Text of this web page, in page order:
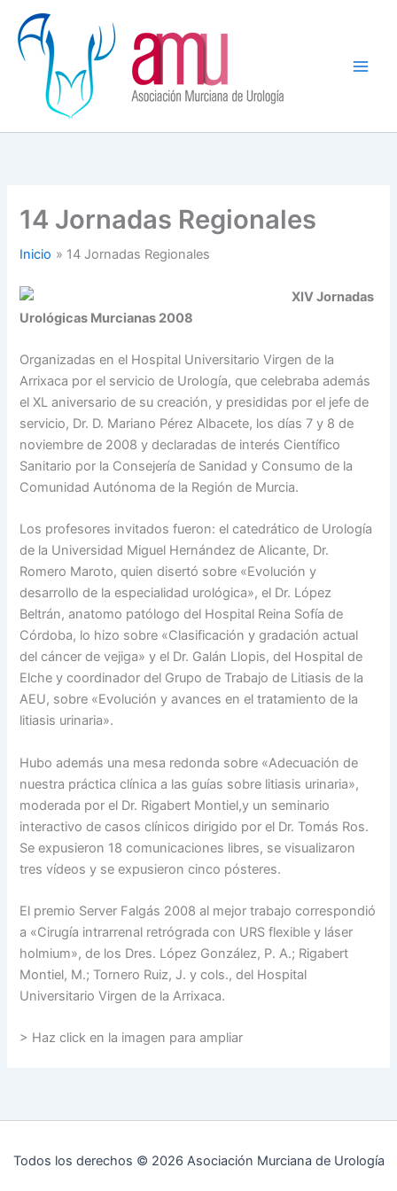
contenido
14 Jornadas Regionales
Inicio 14 Jornadas Regionales
XIV Jornadas
Urológicas Murcianas 2008
Organizadas en el Hospital Universitario Virgen de la
Arrixaca por el servicio de Urología, que celebraba además
el XL aniversario de su creación, y presididas por el jefe de
servicio, Dr. D. Mariano Pérez Albacete, los días 7 y 8 de
noviembre de 2008 y declaradas de interés Científico
Sanitario por la Consejería de Sanidad y Consumo de la
Comunidad Autónoma de la Región de Murcia.
Los profesores invitados fueron: el catedrático de Urología
de la Universidad Miguel Hernández de Alicante, Dr.
Romero Maroto, quien disertó sobre «Evolución y
desarrollo de la especialidad urológica», el Dr. López
Beltrán, anatomo patólogo del Hospital Reina Sofía de
Córdoba, lo hizo sobre «Clasificación y gradación actual
del cáncer de vejiga» y el Dr. Galán Llopis, del Hospital de
Elche y coordinador del Grupo de Trabajo de Litiasis de la
AEU, sobre «Evolución y avances en el tratamiento de la
litiasis urinaria».
Hubo además una mesa redonda sobre «Adecuación de
nuestra práctica clínica a las guías sobre litiasis urinaria»,
moderada por el Dr. Rigabert Montiel,y un seminario
interactivo de casos clínicos dirigido por el Dr. Tomás Ros.
Se expusieron 18 comunicaciones libres, se visualizaron
tres vídeos y se expusieron cinco pósteres.
El premio Server Falgás 2008 al mejor trabajo correspondió
a «Cirugía intrarrenal retrógrada con URS flexible y láser
holmium», de los Dres. López González, P. A.; Rigabert
Montiel, M.; Tornero Ruiz, J. y cols., del Hospital
Universitario Virgen de la Arrixaca.
> Haz click en la imagen para ampliar
Todos los derechos © 2026 Asociación Murciana de Urología